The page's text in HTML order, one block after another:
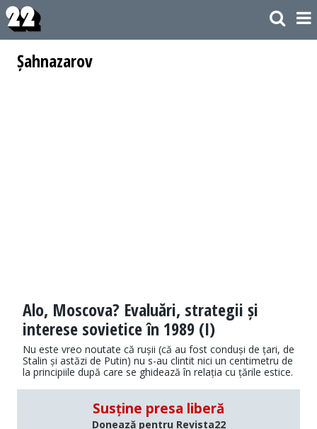
Șahnazarov
Alo, Moscova? Evaluări, strategii și
interese sovietice în 1989 (I)
Nu este vreo noutate că rușii (că au fost conduși de țari, de
Stalin și astăzi de Putin) nu s-au clintit nici un centimetru de
la principiile după care se ghidează în relația cu țările estice.
Susține presa liberă
Donează pentru Revista22